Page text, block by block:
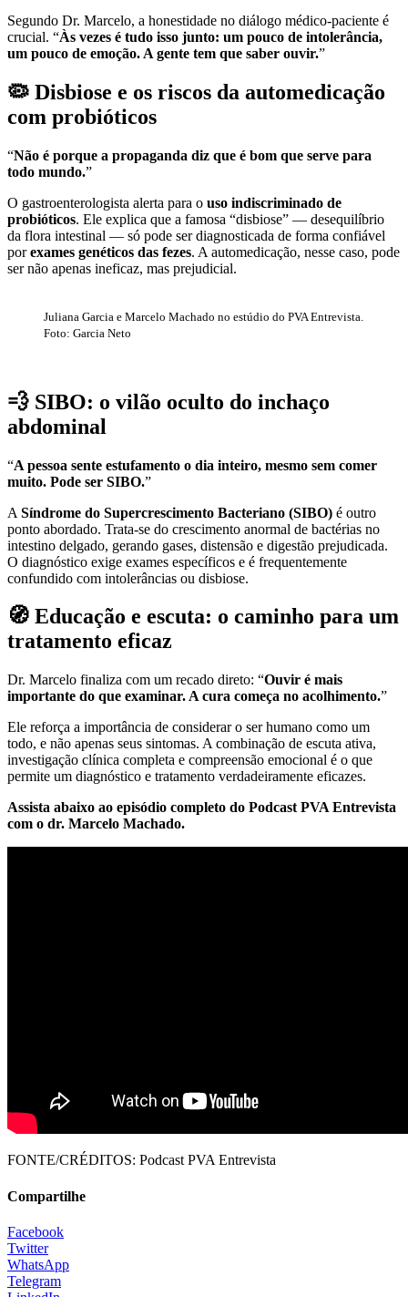
Segundo Dr. Marcelo, a honestidade no diálogo médico-paciente é
crucial. “Às vezes é tudo isso junto: um pouco de intolerância,
um pouco de emoção. A gente tem que saber ouvir.”
🦠 Disbiose e os riscos da automedicação
com probióticos
“Não é porque a propaganda diz que é bom que serve para
todo mundo.”
O gastroenterologista alerta para o uso indiscriminado de
probióticos. Ele explica que a famosa “disbiose” — desequilíbrio
da flora intestinal — só pode ser diagnosticada de forma confiável
porexames genéticos das fezes. A automedicação, nesse caso, pode
ser não apenas ineficaz, mas prejudicial.
Juliana Garcia e Marcelo Machado no estúdio do PVA Entrevista.
Foto: Garcia Neto
💨 SIBO: o vilão oculto do inchaço
abdominal
“A pessoa sente estufamento o dia inteiro, mesmo sem comer
muito. Pode ser SIBO.”
A Síndrome do Supercrescimento Bacteriano (SIBO) é outro
ponto abordado. Trata-se do crescimento anormal de bactérias no
intestino delgado, gerando gases, distensão e digestão prejudicada.
O diagnóstico exige exames específicos e é frequentemente
confundido com intolerâncias ou disbiose.
🧭 Educação e escuta: o caminho para um
tratamento eficaz
Dr. Marcelo finaliza com um recado direto: “Ouvir é mais
importante do que examinar. A cura começa no acolhimento.”
Ele reforça a importância de considerar o ser humano como um
todo, e não apenas seus sintomas. A combinação de escuta ativa,
investigação clínica completa e compreensão emocional é o que
permite um diagnóstico e tratamento verdadeiramente eficazes.
Assista abaixo ao episódio completo do Podcast PVA Entrevista
com o dr. Marcelo Machado.
FONTE/CRÉDITOS: Podcast PVA Entrevista
Compartilhe
Facebook
Twitter
WhatsApp
Telegram